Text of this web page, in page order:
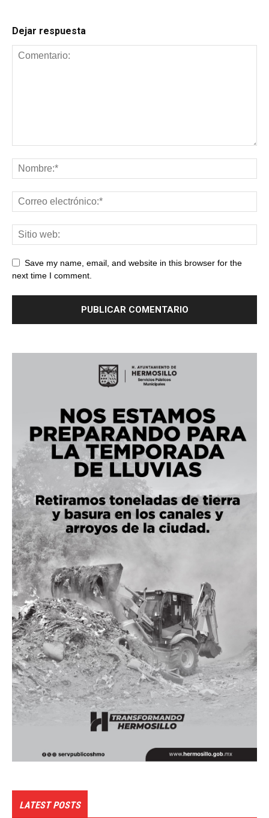
Dejar respuesta
Save my name, email, and website in this browser for the
next time I comment.
LATEST POSTS